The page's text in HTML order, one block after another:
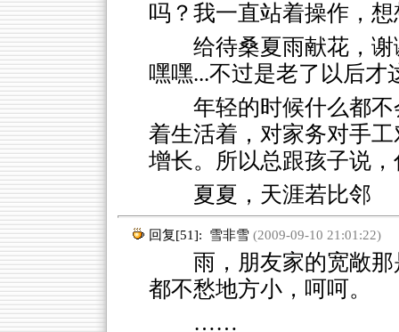
吗？我一直站着操作，
给待桑夏雨献花，
嘿嘿...不过是老了以后才
年轻的时候什么都
着生活着，对家务对手
增长。所以总跟孩子说
夏夏，天涯若比邻
回复[51]: 雪非雪(2009-09-10 21:01:22)
雨，朋友家的宽敞那
都不愁地方小，呵呵。
……